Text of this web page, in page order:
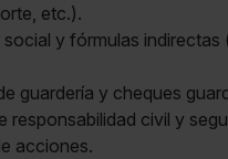
etc.).
social y fórmulas
guardería y cheques
responsabilidad civil y
acciones.